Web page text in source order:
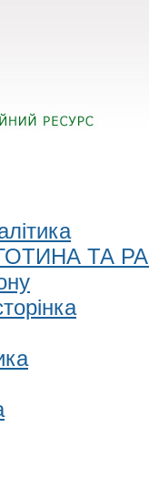
ТА